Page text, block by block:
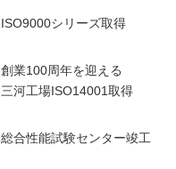
ISO9000シリーズ取得
創業100周年を迎える
三河工場ISO14001取得
総合性能試験センター竣工